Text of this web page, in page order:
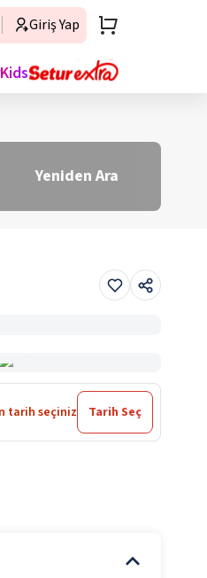
Giriş Yap
Yeniden Ara
tarih seçiniz Tarih Seç